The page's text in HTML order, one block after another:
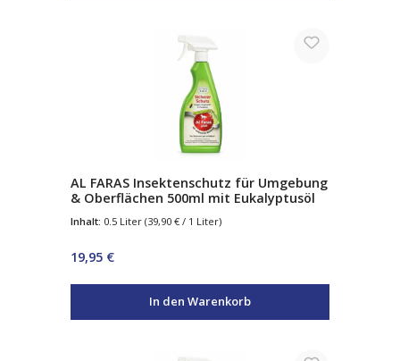
AL FARAS Insektenschutz für Umgebung
& Oberflächen 500ml mit Eukalyptusöl
Inhalt: 0.5 Liter (39,90 € / 1 Liter)
Regulärer Preis:
19,95 €
In den Warenkorb